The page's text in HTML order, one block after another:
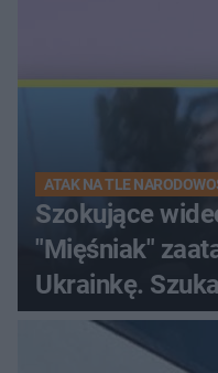
ATAK NA TLE
Szokujące
"Mięśniak"
Ukrainkę.